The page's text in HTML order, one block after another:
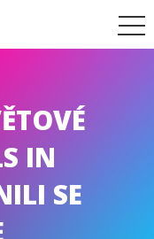
IN
SE